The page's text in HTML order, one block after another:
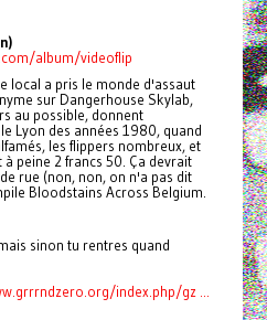
album/videoflip
local a pris le monde d'assaut
sur Dangerhouse Skylab,
au possible, donnent
Lyon des années 1980, quand
les flippers nombreux, et
peine 2 francs 50. Ça devrait
rue (non, non, on n'a pas dit
Bloodstains Across Belgium.
sinon tu rentres quand
index.php/gz ...